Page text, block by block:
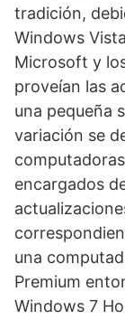
tradición,
Windows
Microsoft y
proveían las
una pequeña
variación se
encargados
una
Premium
Windows 7